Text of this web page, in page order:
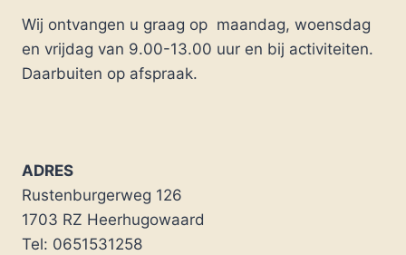
Wij ontvangen u graag op maandag, woensdag
en vrijdag van 9.00-13.00 uur en bij activiteiten.
Daarbuiten op afspraak.
ADRES
Rustenburgerweg 126
1703 RZ Heerhugowaard
Tel: 0651531258